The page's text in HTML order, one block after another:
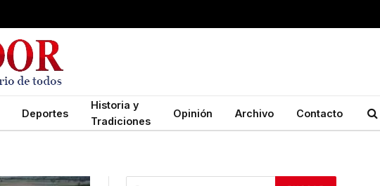
Deportes
Historia y
Tradiciones
Opinión Archivo Contacto